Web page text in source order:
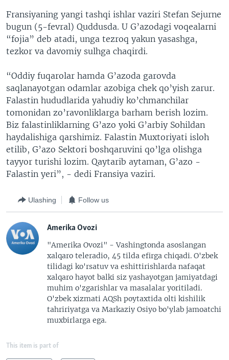
Fransiyaning yangi tashqi ishlar vaziri Stefan Sejurne
bugun (5-fevral) Quddusda. U G’azodagi voqealarni
“fojia” deb atadi, unga tezroq yakun yasashga,
tezkor va davomiy sulhga chaqirdi.
“Oddiy fuqarolar hamda G’azoda garovda
saqlanayotgan odamlar azobiga chek qo’yish zarur.
Falastin hududlarida yahudiy ko’chmanchilar
tomonidan zo’ravonliklarga barham berish lozim.
Biz falastinliklarning G’azo yoki G’arbiy Sohildan
haydalishiga qarshimiz. Falastin Muxtoriyati isloh
etilib, G’azo Sektori boshqaruvini qo’lga olishga
tayyor turishi lozim. Qaytarib aytaman, G’azo -
Falastin yeri”, - dedi Fransiya vaziri.
Ulashing Follow us
Amerika Ovozi
"Amerika Ovozi" - Vashingtonda asoslangan
xalqaro teleradio, 45 tilda efirga chiqadi. O'zbek
tilidagi ko'rsatuv va eshittirishlarda nafaqat
xalqaro hayot balki siz yashayotgan jamiyatdagi
muhim o'zgarishlar va masalalar yoritiladi.
O'zbek xizmati AQSh poytaxtida olti kishilik
tahririyatga va Markaziy Osiyo bo'ylab jamoatchi
muxbirlarga ega.
This item is part of